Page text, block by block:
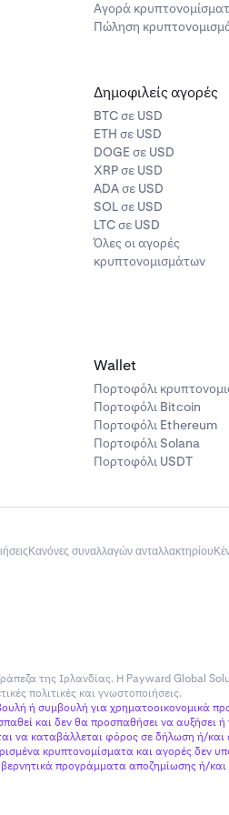
Αγορά
Πώληση
Δημοφιλείς αγορές
BTC σε USD
ETH σε USD
DOGE σε USD
XRP σε USD
ADA σε USD
SOL σε USD
LTC σε USD
Όλες οι αγορές
κρυπτονομισμάτων
Wallet
Πορτοφόλι
Πορτοφόλι Bitcoin
Πορτοφόλι Ethereum
Πορτοφόλι Solana
Πορτοφόλι USDT
Κανόνες συναλλαγών ανταλλακτηρίου
της Ιρλανδίας. Η Payward Global
πολιτικές και γνωστοποιήσεις.
ή συμβουλή για
και δεν θα προσπαθήσει να αυξήσει
καταβάλλεται φόρος σε δήλωση ή/
κρυπτονομίσματα και αγορές δεν
προγράμματα αποζημίωσης ή/